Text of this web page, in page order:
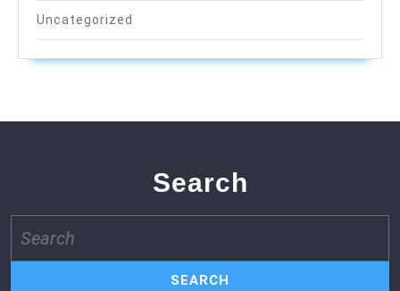
Uncategorized
Search
for: